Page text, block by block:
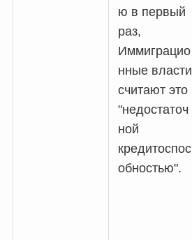
ю в первый
раз,
Иммиграцио
нные власти
считают это
"недостаточ
ной
кредитоспос
обностью".